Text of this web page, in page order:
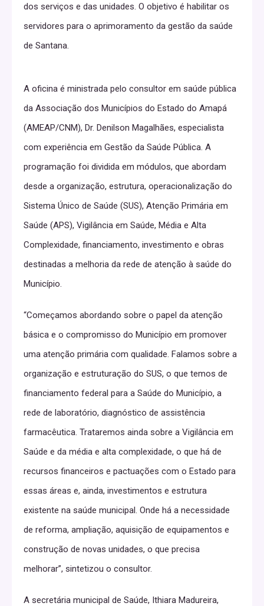
dos serviços e das unidades. O objetivo é habilitar os
servidores para o aprimoramento da gestão da saúde
de Santana.
A oficina é ministrada pelo consultor em saúde pública
da Associação dos Municípios do Estado do Amapá
(AMEAP/CNM), Dr. Denilson Magalhães, especialista
com experiência em Gestão da Saúde Pública. A
programação foi dividida em módulos, que abordam
desde a organização, estrutura, operacionalização do
Sistema Único de Saúde (SUS), Atenção Primária em
Saúde (APS), Vigilância em Saúde, Média e Alta
Complexidade, financiamento, investimento e obras
destinadas a melhoria da rede de atenção à saúde do
Município.
“Começamos abordando sobre o papel da atenção
básica e o compromisso do Município em promover
uma atenção primária com qualidade. Falamos sobre a
organização e estruturação do SUS, o que temos de
financiamento federal para a Saúde do Município, a
rede de laboratório, diagnóstico de assistência
farmacêutica. Trataremos ainda sobre a Vigilância em
Saúde e da média e alta complexidade, o que há de
recursos financeiros e pactuações com o Estado para
essas áreas e, ainda, investimentos e estrutura
existente na saúde municipal. Onde há a necessidade
de reforma, ampliação, aquisição de equipamentos e
construção de novas unidades, o que precisa
melhorar”, sintetizou o consultor.
A secretária municipal de Saúde, Ithiara Madureira,